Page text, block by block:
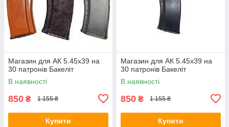
Магазин для АК 5.45х39 на
30 патронів Бакеліт
В наявності
850 ₴ 1 155 ₴
Купити
Магазин для АК 5.45х39 на
30 патронів Бакеліт
В наявності
850 ₴ 1 155 ₴
Купити